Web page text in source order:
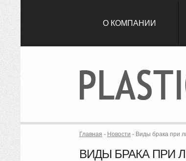
О КОМПАНИИ
Главная - Новости - Виды брака при
ВИДЫ БРАКА ПРИ